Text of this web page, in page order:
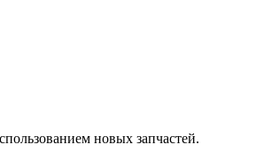
новых запчастей.